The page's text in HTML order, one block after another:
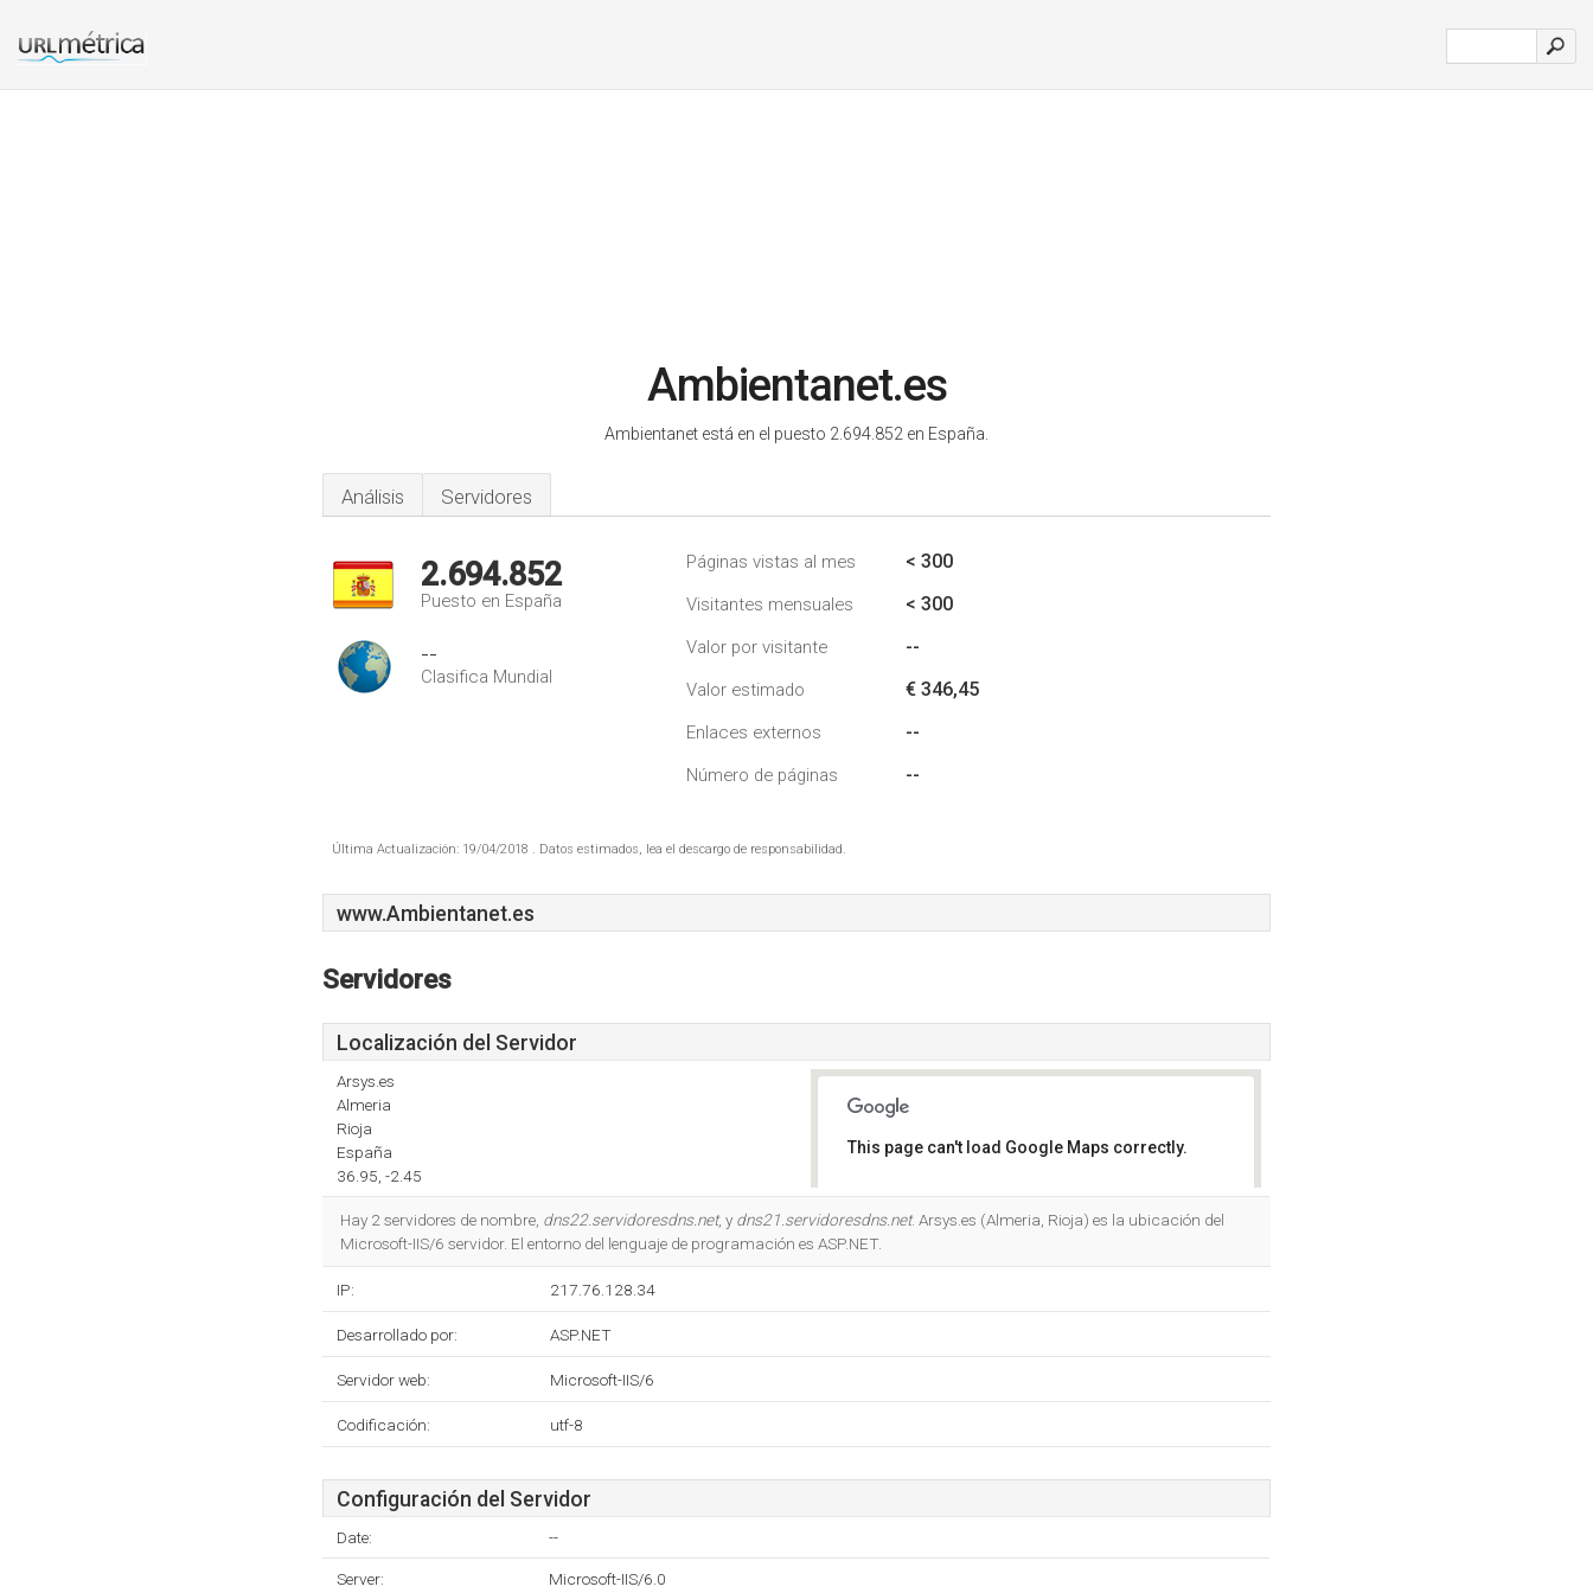
Ambientanet.es
Ambientanet está en el puesto 2.694.852 en España.
Análisis Servidores
2.694.852
Puesto en España
--
Clasifica Mundial
Páginas vistas al mes < 300
Visitantes mensuales < 300
Valor por visitante --
Valor estimado € 346,45
Enlaces externos --
Número de páginas --
Última Actualización: 19/04/2018 . Datos estimados, lea el descargo de responsabilidad.
www.Ambientanet.es
Servidores
Localización del Servidor
Arsys.es
Almeria
Rioja
España
36.95, -2.45
This page can't load Google Maps correctly.
Hay 2 servidores de nombre, dns22.servidoresdns.net, y dns21.servidoresdns.net. Arsys.es (Almeria, Rioja) es la ubicación del
Microsoft-IIS/6 servidor. El entorno del lenguaje de programación es ASP.NET.
IP: 217.76.128.34
Desarrollado por: ASP.NET
Servidor web: Microsoft-IIS/6
Codificación: utf-8
Configuración del Servidor
Date: --
Server: Microsoft-IIS/6.0